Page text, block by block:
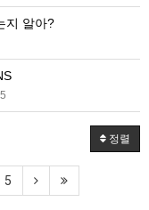
지 알아?
정렬
5